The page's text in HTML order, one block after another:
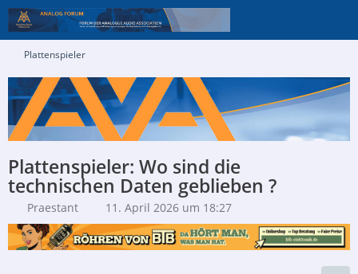
Plattenspieler
Plattenspieler: Wo sind die
technischen Daten geblieben ?
Praestant 11. April 2026 um 18:27